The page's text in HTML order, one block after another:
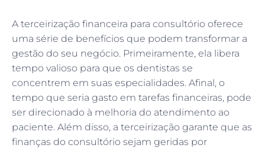
A terceirização financeira para consultório oferece
uma série de benefícios que podem transformar a
gestão do seu negócio. Primeiramente, ela libera
tempo valioso para que os dentistas se
concentrem em suas especialidades. Afinal, o
tempo que seria gasto em tarefas financeiras, pode
ser direcionado à melhoria do atendimento ao
paciente. Além disso, a terceirização garante que as
finanças do consultório sejam geridas por